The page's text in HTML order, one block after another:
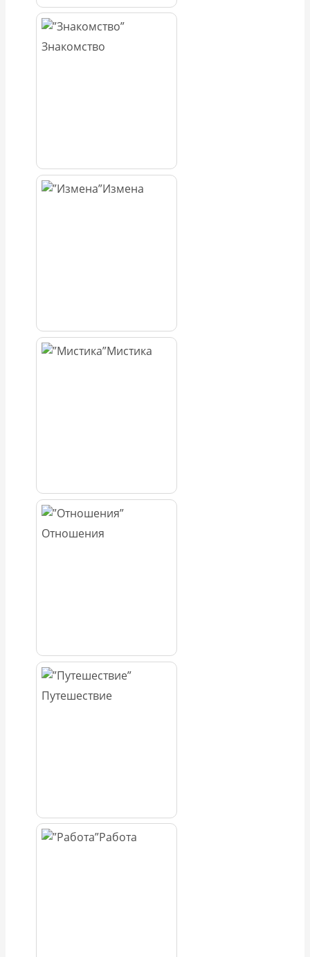
Знакомство
Измена
Мистика
Отношения
Путешествие
Работа